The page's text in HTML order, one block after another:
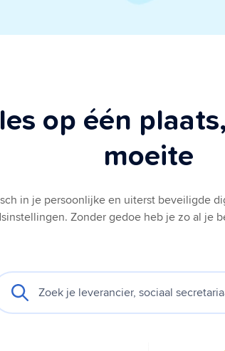
op één
moeite
in je persoonlijke en uiterst beveiligde
Zonder gedoe heb je zo al je
Zoek je leverancier, sociaal